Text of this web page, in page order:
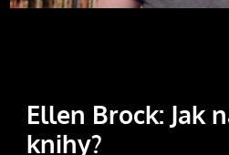
Ellen Brock: Jak
knihy?